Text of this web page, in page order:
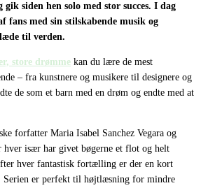
gik siden hen solo med stor succes. I dag
fans med sin stilskabende musik og
til verden.
store drømme kan du lære de mest
– fra kunstnere og musikere til designere og
de som et barn med en drøm og endte med at
forfatter Maria Isabel Sanchez Vegara og
især har givet bøgerne et flot og helt
hver fantastisk fortælling er der en kort
Serien er perfekt til højtlæsning for mindre